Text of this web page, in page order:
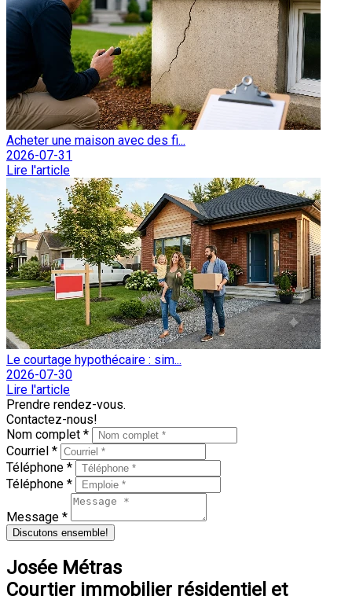
Acheter une maison avec des fi...
2026-07-31
Lire l'article
Le courtage hypothécaire : sim...
2026-07-30
Lire l'article
Prendre rendez-vous.
Contactez-nous!
Nom complet *
Courriel *
Téléphone *
Téléphone *
Message *
Discutons ensemble!
Josée Métras
Courtier immobilier résidentiel et